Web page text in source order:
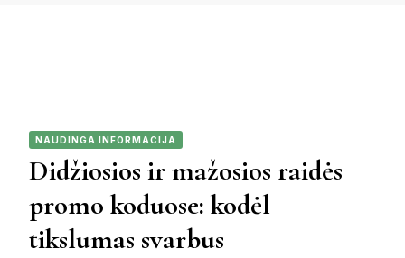
NAUDINGA INFORMACIJA
Didžiosios ir mažosios raidės
promo koduose: kodėl
tikslumas svarbus